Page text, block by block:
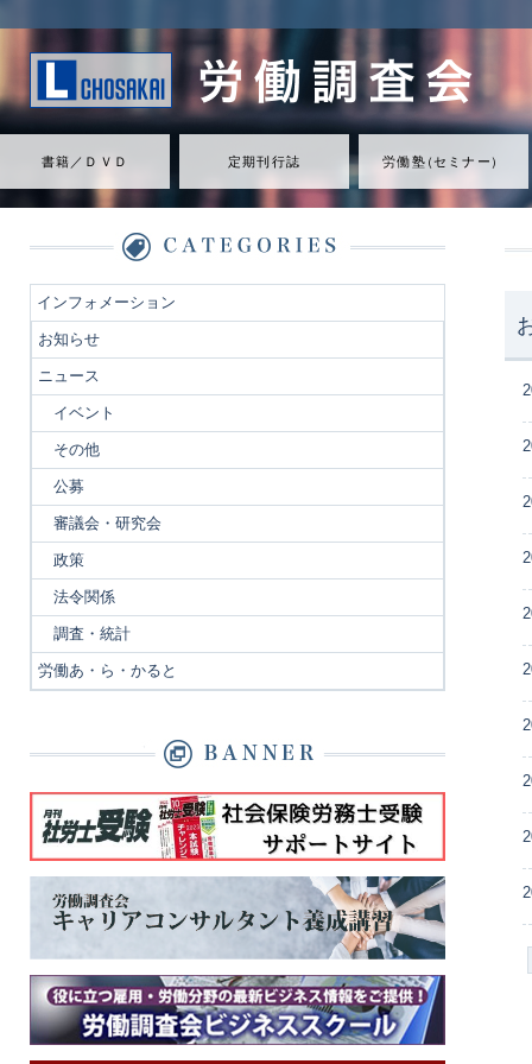
書籍／ＤＶＤ 定期刊行誌 労働塾（セミナ ー ）
インフォメーション
お知らせ
ニュース
イベント
その他
公募
審議会・研究会
政策
法令関係
調査・統計
労働あ・ら・かると